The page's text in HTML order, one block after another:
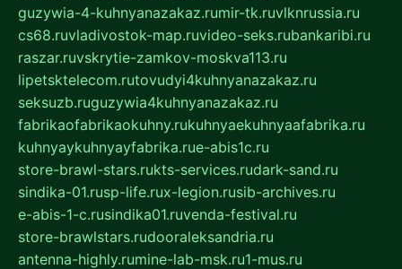
guzywia-4-kuhnyanazakaz.rumir-tk.ruvlknrussia.ru
cs68.ruvladivostok-map.ruvideo-seks.rubankaribi.ru
raszar.ruvskrytie-zamkov-moskva113.ru
lipetsktelecom.rutovudyi4kuhnyanazakaz.ru
seksuzb.ruguzywia4kuhnyanazakaz.ru
fabrikaofabrikaokuhny.rukuhnyaekuhnyaafabrika.ru
kuhnyaykuhnyayfabrika.rue-abis1c.ru
store-brawl-stars.rukts-services.rudark-sand.ru
sindika-01.rusp-life.rux-legion.rusib-archives.ru
e-abis-1-c.rusindika01.ruvenda-festival.ru
store-brawlstars.rudooraleksandria.ru
antenna-highly.rumine-lab-msk.ru1-mus.ru